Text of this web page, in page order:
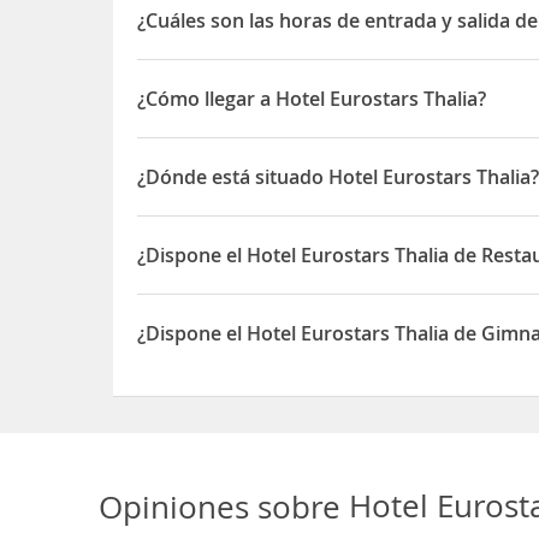
¿Cuáles son las horas de entrada y salida
La entrada a Hotel Eurostars Thalia es a partir
¿Cómo llegar a Hotel Eurostars Thalia?
Desde el aeropuerto:el trayecto en taxi desde
Desde las estaciones de tren de Masarykovo y
Florenc en la línea B del metro (línea amarilla)
Thalia.
¿Dónde está situado Hotel Eurostars Thalia?
El Hotel Eurostars Thalia está situado en C/
¿Dispone el Hotel Eurostars Thalia de
Sí, el Hotel Eurostars Thalia dispone de
¿Dispone el Hotel Eurostars Thalia de
Opiniones sobre Hotel